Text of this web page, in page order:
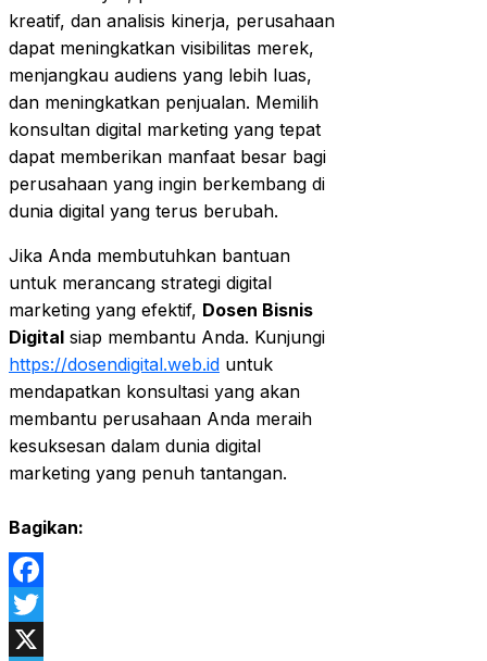
kreatif, dan analisis kinerja, perusahaan
dapat meningkatkan visibilitas merek,
menjangkau audiens yang lebih luas,
dan meningkatkan penjualan. Memilih
konsultan digital marketing yang tepat
dapat memberikan manfaat besar bagi
perusahaan yang ingin berkembang di
dunia digital yang terus berubah.
Jika Anda membutuhkan bantuan
untuk merancang strategi digital
marketing yang efektif, Dosen Bisnis
Digital siap membantu Anda. Kunjungi
https://dosendigital.web.id untuk
mendapatkan konsultasi yang akan
membantu perusahaan Anda meraih
kesuksesan dalam dunia digital
marketing yang penuh tantangan.
Bagikan:
Facebook
Twitter